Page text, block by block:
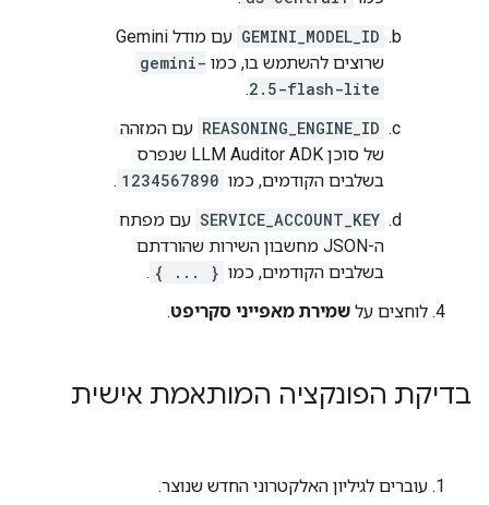
GEMINI_MODEL_ID
עם מודל Gemini
שרוצים להשתמש בו, כמו gemini-
2.5-flash-lite
.
REASONING_ENGINE_ID עם המזהה
של סוכן LLM Auditor ADK שנפרס
בשלבים הקודמים, כמו 1234567890
.
SERVICE_ACCOUNT_KEY עם מפתח
ה-JSON מחשבון השירות שהורדתם
בשלבים הקודמים, כמו { ... }
.
לוחצים על שמירת מאפייני סקריפט.
בדיקת הפונקציה המותאמת אישית
עוברים לגיליון האלקטרוני החדש שנוצר.